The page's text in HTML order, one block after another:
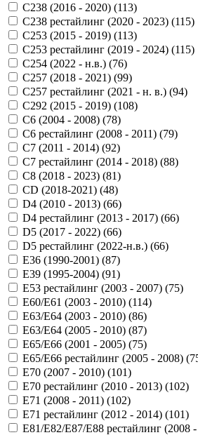
C238 (2016 - 2020) (113)
C238 рестайлинг (2020 - 2023) (115)
C253 (2015 - 2019) (113)
C253 рестайлинг (2019 - 2024) (115)
C254 (2022 - н.в.) (76)
C257 (2018 - 2021) (99)
C257 рестайлинг (2021 - н. в.) (94)
C292 (2015 - 2019) (108)
C6 (2004 - 2008) (78)
C6 рестайлинг (2008 - 2011) (79)
C7 (2011 - 2014) (92)
C7 рестайлинг (2014 - 2018) (88)
C8 (2018 - 2023) (81)
CD (2018-2021) (48)
D4 (2010 - 2013) (66)
D4 рестайлинг (2013 - 2017) (66)
D5 (2017 - 2022) (66)
D5 рестайлинг (2022-н.в.) (66)
E36 (1990-2001) (87)
E39 (1995-2004) (91)
E53 рестайлинг (2003 - 2007) (75)
E60/E61 (2003 - 2010) (114)
E63/E64 (2003 - 2010) (86)
E63/E64 (2005 - 2010) (87)
E65/E66 (2001 - 2005) (75)
E65/E66 рестайлинг (2005 - 2008) (
E70 (2007 - 2010) (101)
E70 рестайлинг (2010 - 2013) (102)
E71 (2008 - 2011) (102)
E71 рестайлинг (2012 - 2014) (101)
E81/E82/E87/E88 рестайлинг (2008